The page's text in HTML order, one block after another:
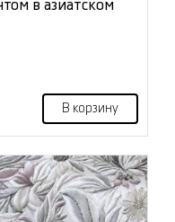
в азиатском
В корзину